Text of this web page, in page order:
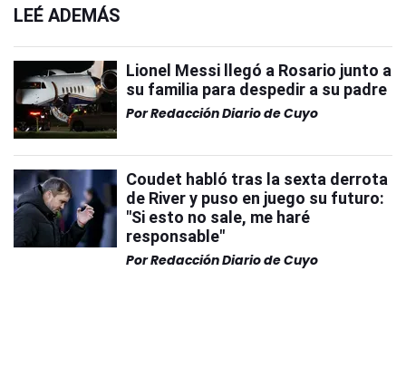
LEÉ ADEMÁS
Lionel Messi llegó a Rosario junto a
su familia para despedir a su padre
PorRedacción Diario de Cuyo
Coudet habló tras la sexta derrota
de River y puso en juego su futuro:
"Si esto no sale, me haré
responsable"
PorRedacción Diario de Cuyo